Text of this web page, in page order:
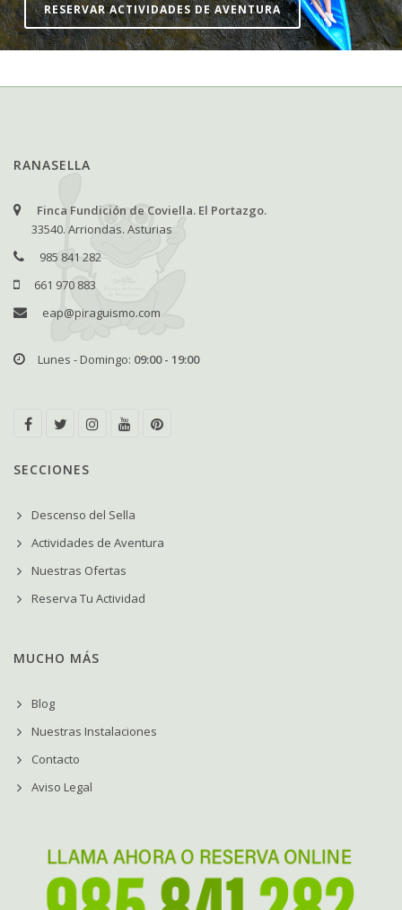
RESERVAR ACTIVIDADES DE AVENTURA
RANASELLA
Finca Fundición de Coviella. El Portazgo.
33540. Arriondas. Asturias
985 841 282
661 970 883
eap@piraguismo.com
Lunes - Domingo: 09:00 - 19:00
SECCIONES
Descenso del Sella
Actividades de Aventura
Nuestras Ofertas
Reserva Tu Actividad
MUCHO MÁS
Blog
Nuestras Instalaciones
Contacto
Aviso Legal